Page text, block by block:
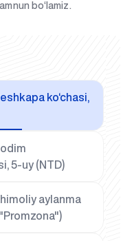
bo‘lamiz.
ko‘chasi,
5-uy (NTD)
aylanma